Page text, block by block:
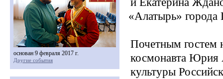
«Алатырь» города
Почетным гостем
космонавта Юрия
культуры
основан 9 февраля 2017 г.
Другие события